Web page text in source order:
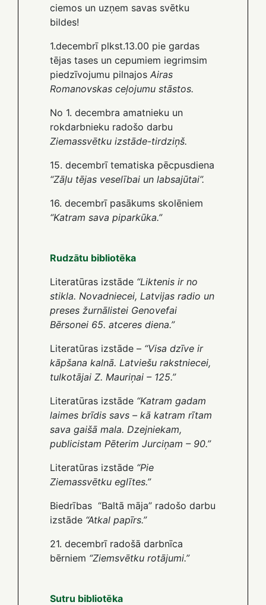
ciemos un uzņem savas svētku
bildes!
1.decembrī plkst.13.00 pie gardas
tējas tases un cepumiem iegrimsim
piedzīvojumu pilnajos Airas
Romanovskas ceļojumu stāstos.
No 1. decembra amatnieku un
rokdarbnieku radošo darbu
Ziemassvētku izstāde-tirdziņš.
15. decembrī tematiska pēcpusdiena
“Zāļu tējas veselībai un labsajūtai”.
16. decembrī pasākums skolēniem
“Katram sava piparkūka.”
Rudzātu bibliotēka
Literatūras izstāde “Liktenis ir no
stikla. Novadniecei, Latvijas radio un
preses žurnālistei Genovefai
Bērsonei 65. atceres diena.”
Literatūras izstāde – “Visa dzīve ir
kāpšana kalnā. Latviešu rakstniecei,
tulkotājai Z. Mauriņai – 125.”
Literatūras izstāde “Katram gadam
laimes brīdis savs – kā katram rītam
sava gaišā mala. Dzejniekam,
publicistam Pēterim Jurciņam – 90.”
Literatūras izstāde “Pie
Ziemassvētku eglītes.”
Biedrības “Baltā māja” radošo darbu
izstāde “Atkal papīrs.”
21. decembrī radošā darbnīca
bērniem “Ziemsvētku rotājumi.”
Sutru bibliotēka